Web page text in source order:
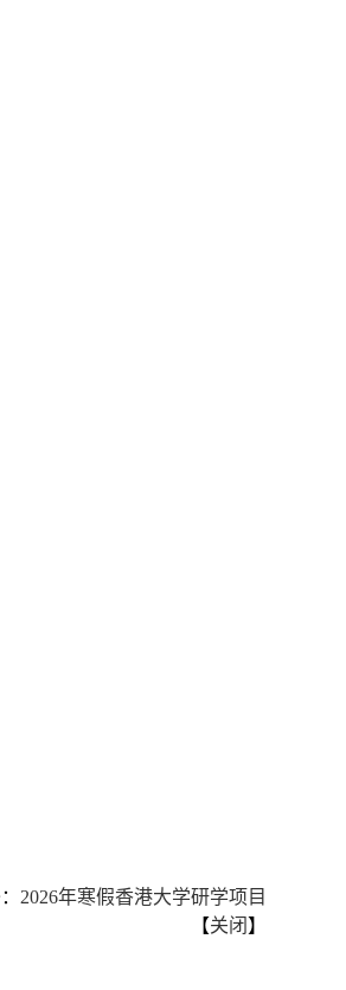
2026年寒假香港大学研学项目
【关闭 】